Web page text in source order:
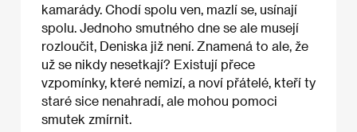
kamarády. Chodí spolu ven, mazlí se, usínají
spolu. Jednoho smutného dne se ale musejí
rozloučit, Deniska již není. Znamená to ale, že
už se nikdy nesetkají? Existují přece
vzpomínky, které nemizí, a noví přátelé, kteří ty
staré sice nenahradí, ale mohou pomoci
smutek zmírnit.